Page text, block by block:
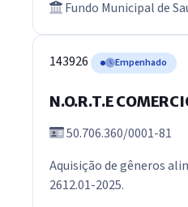
Fundo Municipal de
143926 Empenhado
N.O.R.T.E
50.706.360/0001-81
Aquisição de gêneros
2612.01-2025.